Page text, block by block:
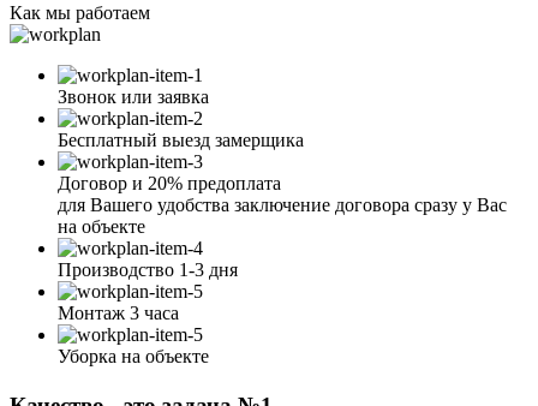
Как мы работаем
Звонок или заявка
Бесплатный выезд замерщика
Договор и 20% предоплата
для Вашего удобства заключение договора сразу у Вас
на объекте
Производство 1-3 дня
Монтаж 3 часа
Уборка на объекте